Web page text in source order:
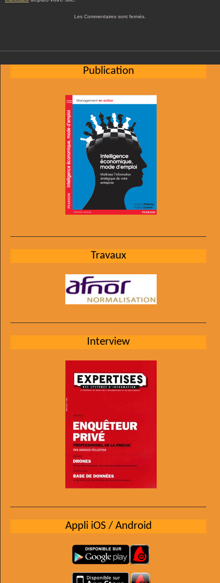
Les Commentaires sont fermés.
Publication
Travaux
Interview
Appli iOS / Android